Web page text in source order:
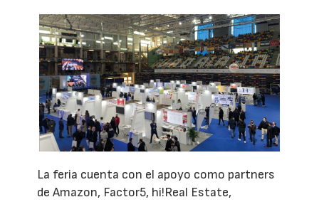
La feria cuenta con el apoyo como partners
de Amazon, Factor5, hi!Real Estate,